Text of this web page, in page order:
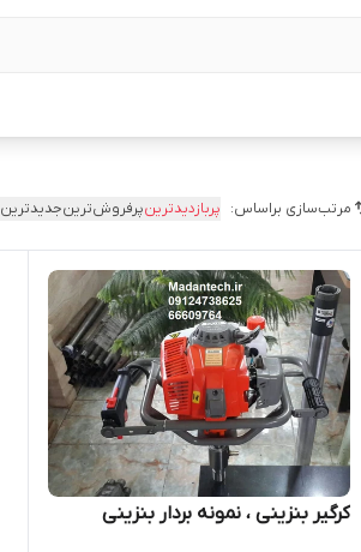
مرتب‌سازی براساس: پربازدیدترینپرفروش‌ترینجدیدترین
کرگیر بنزینی ، نمونه بردار بنزینی